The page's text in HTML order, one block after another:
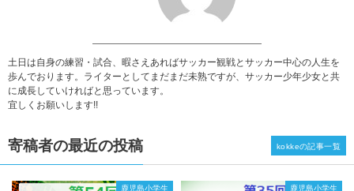
土日は自身の練習・試合、暇さえあればサッカー観戦とサッカー中心の人生を
歩んでおります。ライターとしてまだまだ未熟ですが、サッカー少年少女と共
に成長していければと思っています。
宜しくお願いします!!
寄稿者の最近の投稿
鹿児島小学生 鹿児島小学生
kokkeの記事一覧